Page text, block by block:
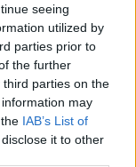
seeing
utilized by
parties prior to
the further
parties on the
may
IAB’s List of
it to other
τον Νίκο